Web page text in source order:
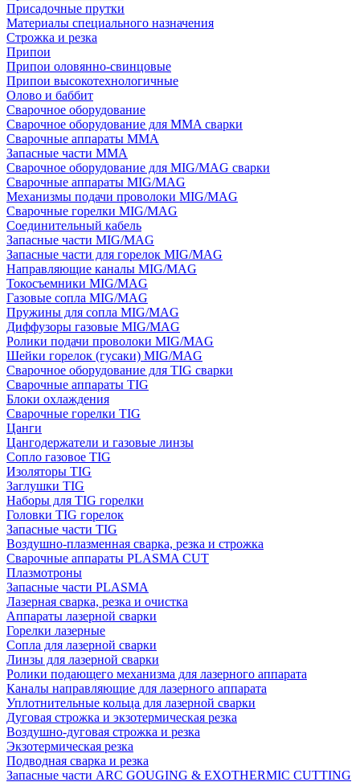
Присадочные прутки
Материалы специального назначения
Строжка и резка
Припои
Припои оловянно-свинцовые
Припои высокотехнологичные
Олово и баббит
Сварочное оборудование
Сварочное оборудование для MMA сварки
Сварочные аппараты MMA
Запасные части MMA
Сварочное оборудование для MIG/MAG сварки
Сварочные аппараты MIG/MAG
Механизмы подачи проволоки MIG/MAG
Сварочные горелки MIG/MAG
Соединительный кабель
Запасные части MIG/MAG
Запасные части для горелок MIG/MAG
Направляющие каналы MIG/MAG
Токосъемники MIG/MAG
Газовые сопла MIG/MAG
Пружины для сопла MIG/MAG
Диффузоры газовые MIG/MAG
Ролики подачи проволоки MIG/MAG
Шейки горелок (гусаки) MIG/MAG
Сварочное оборудование для TIG сварки
Сварочные аппараты TIG
Блоки охлаждения
Сварочные горелки TIG
Цанги
Цангодержатели и газовые линзы
Сопло газовое TIG
Изоляторы TIG
Заглушки TIG
Наборы для TIG горелки
Головки TIG горелок
Запасные части TIG
Воздушно-плазменная сварка, резка и строжка
Сварочные аппараты PLASMA CUT
Плазмотроны
Запасные части PLASMA
Лазерная сварка, резка и очистка
Аппараты лазерной сварки
Горелки лазерные
Сопла для лазерной сварки
Линзы для лазерной сварки
Ролики подающего механизма для лазерного аппарата
Каналы направляющие для лазерного аппарата
Уплотнительные кольца для лазерной сварки
Дуговая строжка и экзотермическая резка
Воздушно-дуговая строжка и резка
Экзотермическая резка
Подводная сварка и резка
Запасные части ARC GOUGING & EXOTHERMIC CUTTING